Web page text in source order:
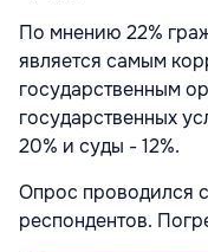
По мнению 22%
является самым
государственным
государственных
20% и суды - 12%.
Опрос проводился
респондентов.